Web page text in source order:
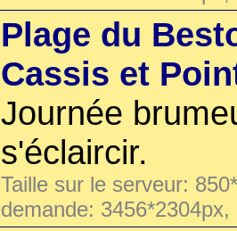
Plage du
Cassis et
Journée
s'éclaircir.
Taille sur le serveur:
demande: